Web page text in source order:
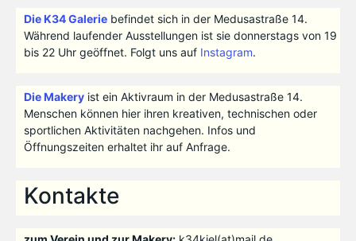
Die K34 Galeriebefindet sich in der Medusastraße 14.
Während laufender Ausstellungen ist sie donnerstags von 19
bis 22 Uhr geöffnet. Folgt uns auf Instagram.
Die Makeryist ein Aktivraum in der Medusastraße 14.
Menschen können hier ihren kreativen, technischen oder
sportlichen Aktivitäten nachgehen. Infos und
Öffnungszeiten erhaltet ihr auf Anfrage.
Kontakte